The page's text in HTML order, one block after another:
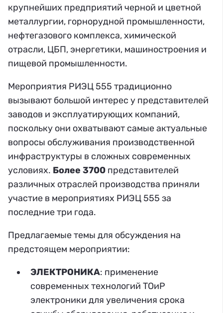
крупнейших предприятий черной и цветной
металлургии, горнорудной промышленности,
нефтегазового комплекса, химической
отрасли, ЦБП, энергетики, машиностроения и
пищевой промышленности.
Мероприятия РИЭЦ 555 традиционно
вызывают большой интерес у представителей
заводов и эксплуатирующих компаний,
поскольку они охватывают самые актуальные
вопросы обслуживания производственной
инфраструктуры в сложных современных
условиях. Более 3700 представителей
различных отраслей производства приняли
участие в мероприятиях РИЭЦ 555 за
последние три года.
Предлагаемые темы для обсуждения на
предстоящем мероприятии:
ЭЛЕКТРОНИКА: применение
современных технологий ТОиР
электроники для увеличения срока